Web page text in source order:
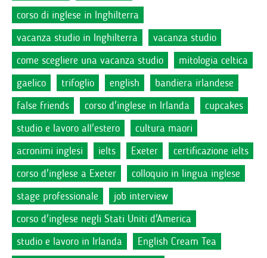
corso di inglese in Inghilterra
vacanza studio in Inghilterra
vacanza studio
come scegliere una vacanza studio
mitologia celtica
gaelico
trifoglio english
bandiera irlandese
false friends
corso d'inglese in Irlanda
cupcakes
studio e lavoro all'estero
cultura maori
acronimi inglesi
ielts Exeter
certificazione ielts
corso d'inglese a Exeter
colloquio in lingua inglese
stage professionale
job interview
corso d'inglese negli Stati Uniti d'America
studio e lavoro in Irlanda
English Cream Tea